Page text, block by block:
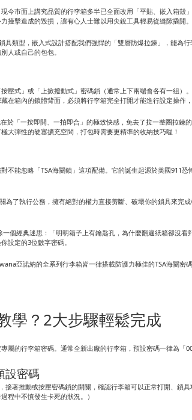
今市面上講究品質的行李箱多半已全面改用「平貼、嵌入箱
撞擊造成的毀損，讓有心人士難以用尖銳工具輕易從縫隙撬開。
具類型，嵌入式設計搭配我們強悍的「雙層防爆拉鍊」，能為
人或自己的包包。
壓式」或「上掀撥動式」密碼鎖（通常上下兩端會各有一組
在箱內的鎖體背面，必須將行李箱完全打開才能進行設定操作，
於「一按即開、一拍即合」的極致快感，免去了拉一整圈拉鍊
大彈性的硬塞擴充空間，打包時需要更精準的收納技巧喔！
不能忽略「TSA海關鎖」這項配備。它的誕生起源於美國911恐
為了執行公務，擁有絕對的權力直接剪斷、破壞你的鎖具來
個經典迷思：「明明箱子上有鑰匙孔，為什麼翻遍紙箱卻沒
設定的3位數字密碼。
亞諾納的全系列行李箱皆一律搭載防護力極佳的TSA海關密
學？2大步驟輕鬆完成
屬的行李箱密碼。通常全新出廠的行李箱，預設密碼一律為
設密碼
接著推動或按壓密碼鎖的開關，確認行李箱可以正常打開、
程中不慎發生卡死的狀況。）